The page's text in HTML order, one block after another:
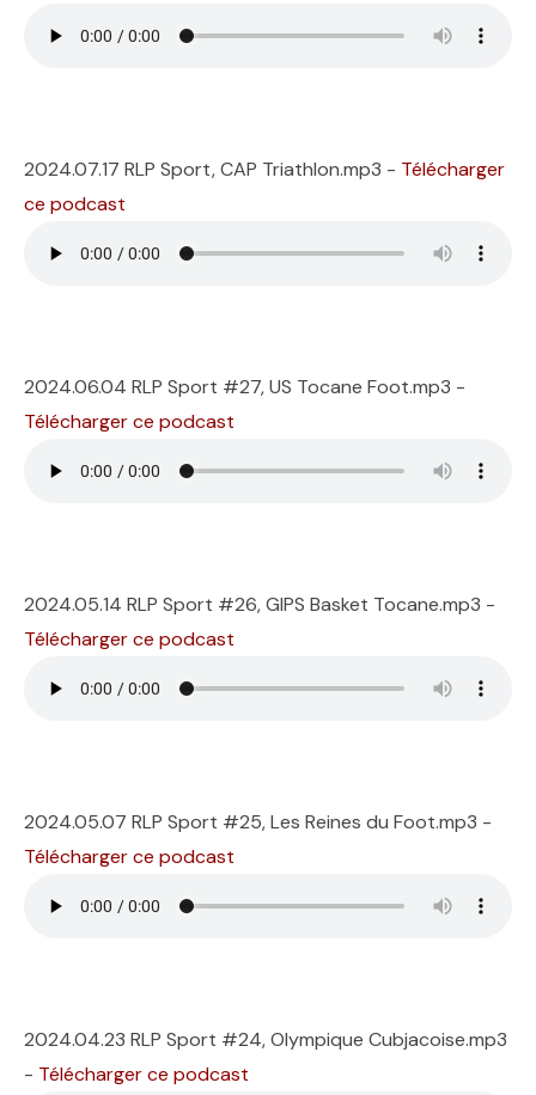
2024.07.17 RLP Sport, CAP Triathlon.mp3 - Télécharger
ce podcast
2024.06.04 RLP Sport #27, US Tocane Foot.mp3 -
Télécharger ce podcast
2024.05.14 RLP Sport #26, GIPS Basket Tocane.mp3 -
Télécharger ce podcast
2024.05.07 RLP Sport #25, Les Reines du Foot.mp3 -
Télécharger ce podcast
2024.04.23 RLP Sport #24, Olympique Cubjacoise.mp3
- Télécharger ce podcast